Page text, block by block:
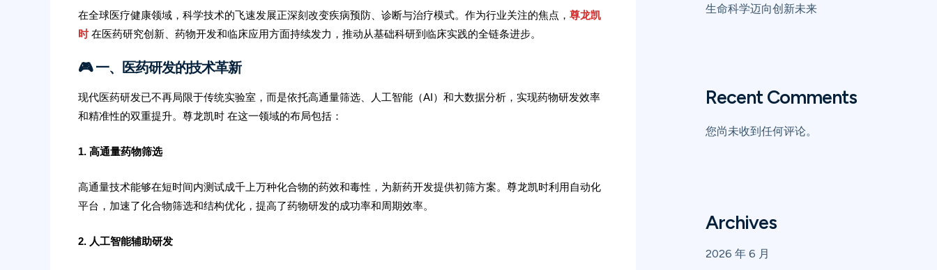
在全球医疗健康领域，科学技术的飞速发展正深刻改变疾病预防、诊断与治疗模式。作为行业关注的焦点， 尊龙凯
时在医药研究创新、药物开发和临床应用方面持续发力，推动从基础科研到临床实践的全链条进步。
🎮 一、医药研发的技术革新
现代医药研发已不再局限于传统实验室，而是依托高通量筛选、人工智能（AI）和大数据分析，实现药物研发效率
和精准性的双重提升。尊龙凯时 在这一领域的布局包括：
1. 高通量药物筛选
高通量技术能够在短时间内测试成千上万种化合物的药效和毒性，为新药开发提供初筛方案。尊龙凯时利用自动化
平台，加速了化合物筛选和结构优化，提高了药物研发的成功率和周期效率。
2. 人工智能辅助研发
生命科学迈向创新未来
Recent Comments
您尚未收到任何评论。
Archives
2026 年 6 月